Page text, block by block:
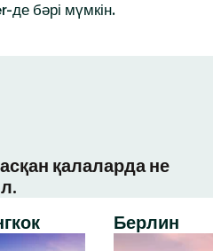
де бәрі мүмкін.
қалаларда не
Берлин